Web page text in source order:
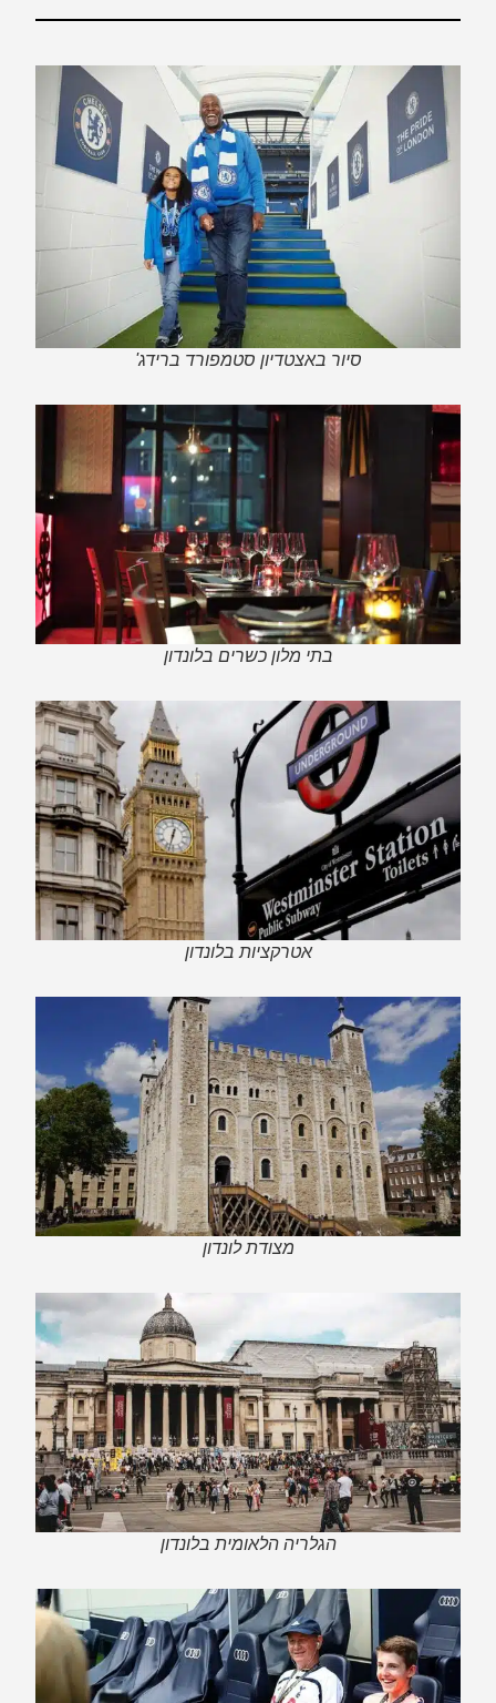
סיור באצטדיון סטמפורד ברידג'
בתי מלון כשרים בלונדון
אטרקציות בלונדון
מצודת לונדון
הגלריה הלאומית בלונדון